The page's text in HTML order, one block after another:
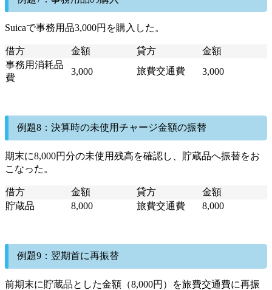
Suicaで事務用品3,000円を購入した。
借方 金額 貸方
金額
事務用消耗品
費
3,000 旅費交通費 3,000
例題8：決算時の未使用チャージ金額の振替
期末に8,000円分の未使用残高を確認し、貯蔵品へ振替をお
こなった。
借方 金額 貸方
金額
貯蔵品
8,000 旅費交通費 8,000
例題9：翌期首に再振替
前期末に貯蔵品とした金額（8,000円）を旅費交通費に再振